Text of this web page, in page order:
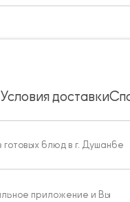
Условия доставки
блюд в г. Душанбе
приложение и Вы